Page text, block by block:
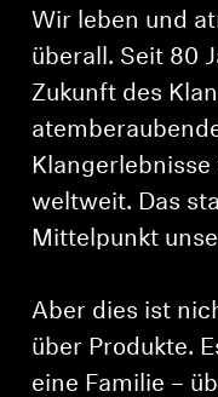
Wir leben und
überall. Seit 80
Zukunft des
Klangerlebnisse
weltweit. Das
Mittelpunkt
Aber dies ist
über Produkte.
eine Familie –